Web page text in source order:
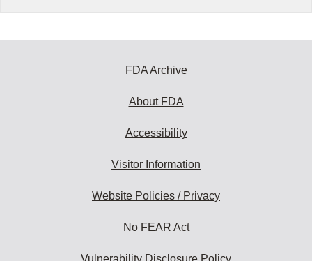
FDA Archive
About FDA
Accessibility
Visitor Information
Website Policies / Privacy
No FEAR Act
Vulnerability Disclosure Policy